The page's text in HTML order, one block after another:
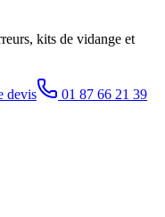
kits de vidange et
devis 01 87 66 21 39